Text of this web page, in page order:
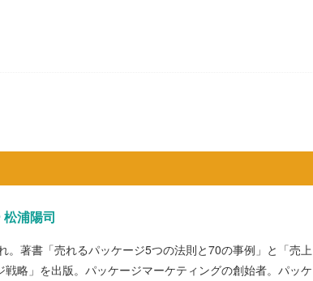
浦陽司
。著書「売れるパッケージ5つの法則と70の事例」と「売上
略」を出版。パッケージマーケティングの創始者。パッケ